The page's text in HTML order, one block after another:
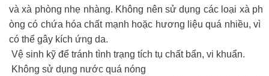
và xà phòng nhẹ nhàng. Không nên sử dụng các loại xà ph
òng có chứa hóa chất mạnh hoặc hương liệu quá nhiều, vì
có thể gây kích ứng da.
Vệ sinh kỹ để tránh tình trạng tích tụ chất bẩn, vi khuẩn.
Không sử dụng nước quá nóng